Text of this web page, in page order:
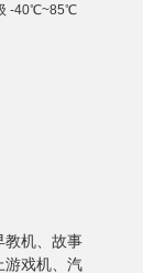
-40℃~85℃
教机、故事
游戏机、汽